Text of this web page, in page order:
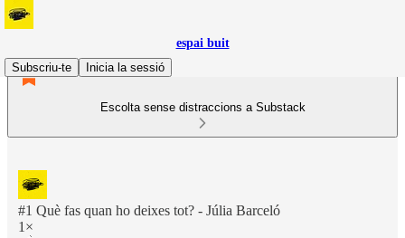
espai buit
Subscriu-te
Inicia la sessió
Escolta sense distraccions a Substack
#1 Què fas quan ho deixes tot? - Júlia Barceló
1×